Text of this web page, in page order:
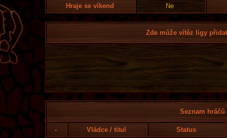
Hraje se víkend
Ne
Zde může vítěz ligy
Seznam
- Vládce / titul
Status